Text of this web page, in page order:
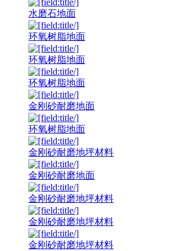
水磨石地面
环氧树脂地面
环氧树脂地面
环氧树脂地面
金刚砂耐磨地面
环氧树脂地面
金刚砂耐磨地坪材料
金刚砂耐磨地面
金刚砂耐磨地坪材料
金刚砂耐磨地坪材料
金刚砂耐磨地坪材料